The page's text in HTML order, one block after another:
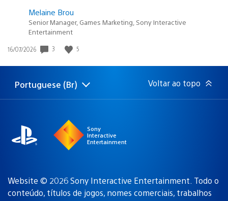
Melaine Brou
Senior Manager, Games Marketing, Sony Interactive
Entertainment
Data
publicação:
16/07/2026 3 5
Selecione
Região
Portuguese (Br) Voltar ao topo
Sony
Interactive
Entertainment
Website © 2026 Sony Interactive Entertainment. Todo o
conteúdo, títulos de jogos, nomes comerciais, trabalhos